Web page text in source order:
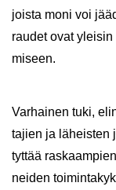
jois­ta moni voi
rau­det ovat
mi­seen.
Var­hai­nen tuki,
ta­jien ja lä­heis­ten
tyt­tää
nei­den